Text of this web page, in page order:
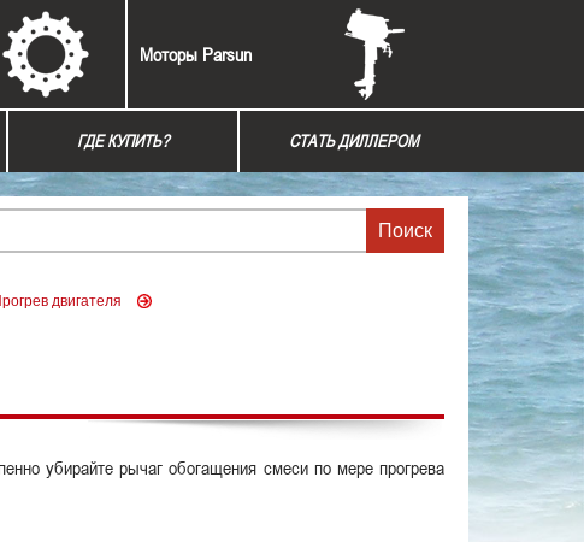
Моторы Parsun
ГДЕ КУПИТЬ? СТАТЬ ДИЛЛЕРОМ
двигателя
убирайте рычаг обогащения смеси по мере прогрева